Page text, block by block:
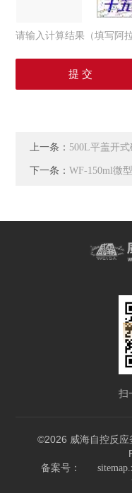
请输入计算结果（填写阿
上一条： 500L平盖开
下一条：WF-150ml微
扫
©2026 威海自控反应
备案号：